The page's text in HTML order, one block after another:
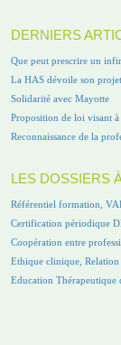
DERNIERS
Que peut prescrire un
La HAS dévoile son
Solidarité avec Mayotte
Proposition de loi visant
Reconnaissance de la
LES DOSSIERS
Référentiel formation,
Certification périodique
Coopération entre
Ethique clinique, Relation
Education Thérapeutique